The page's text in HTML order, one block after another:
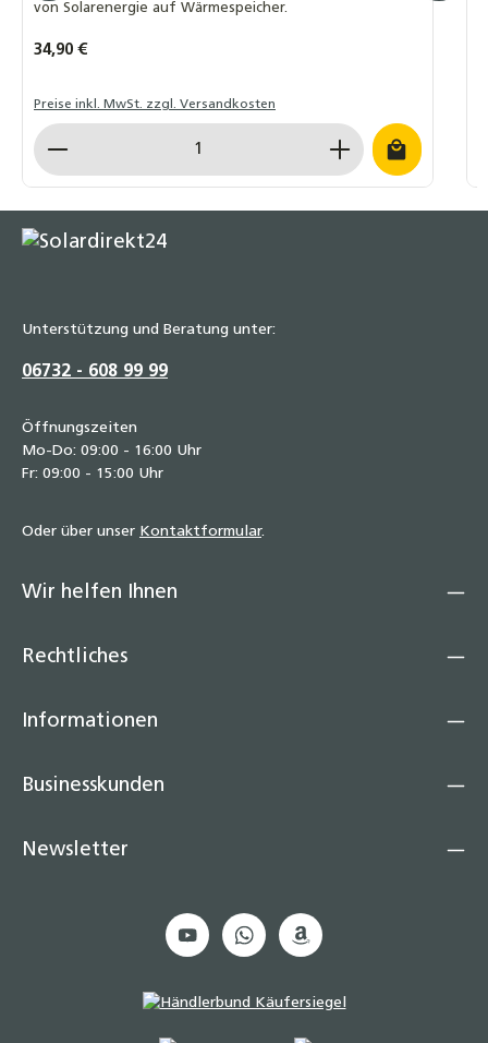
von Solarenergie auf Wärmespeicher.
Regulärer Preis:
34,90 €
Preise inkl. MwSt. zzgl. Versandkosten
Produkt Anzahl: Gib den gewünschten Wert
Unterstützung und Beratung unter:
06732 - 608 99 99
Öffnungszeiten
Mo-Do: 09:00 - 16:00 Uhr
Fr: 09:00 - 15:00 Uhr
Oder über unser Kontaktformular.
Wir helfen Ihnen
Rechtliches
Informationen
Businesskunden
Newsletter